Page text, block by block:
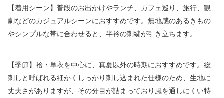
【着用シーン】普段のお出かけやランチ、カフェ巡り、旅行、観
劇などのカジュアルシーンにおすすめです。無地感のあるきもの
やシンプルな帯に合わせると、半衿の刺繍が引き立ちます。
【季節】袷・単衣を中心に、真夏以外の時期におすすめです。総
刺しと呼ばれる細かくしっかり刺し込まれた仕様のため、生地に
丈夫さがありますが、その分目が詰まっており風を通しにくい特